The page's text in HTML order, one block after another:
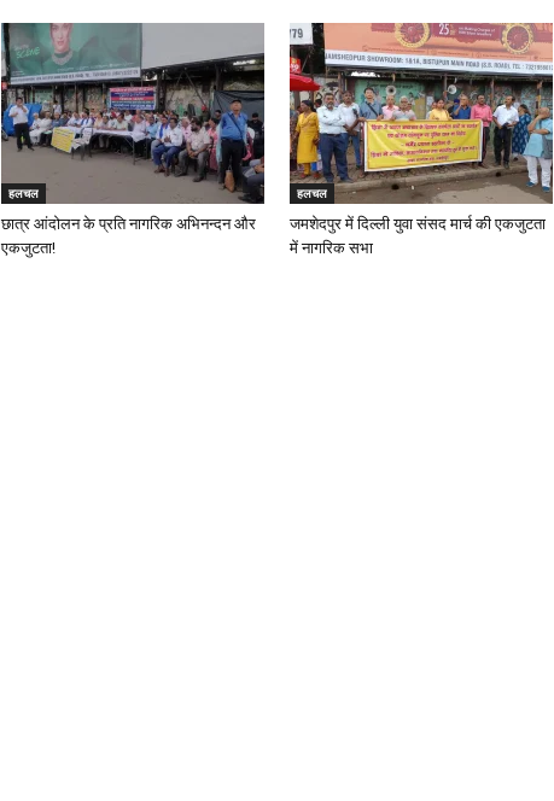
हलचल
छात्र आंदोलन के प्रति नागरिक अभिनन्दन और
एकजुटता!
हलचल
जमशेदपुर में दिल्ली युवा संसद मार्च की एकजुटता
में नागरिक सभा